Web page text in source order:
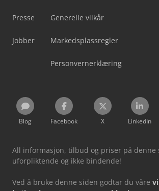
Presse
Jobber
Generelle vilkår
Markedsplassregler
Personvernerklæring
Blog Facebook X LinkedIn
All informasjon, tilbud og priser på denne
uforpliktende og ikke bindende!
Ved å bruke denne siden godtar du våre